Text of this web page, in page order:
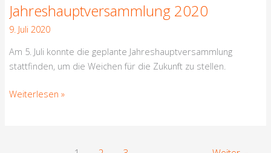
Jahreshauptversammlung 2020
9. Juli 2020
Am 5. Juli konnte die geplante Jahreshauptversammlung
stattfinden, um die Weichen für die Zukunft zu stellen.
Weiterlesen »